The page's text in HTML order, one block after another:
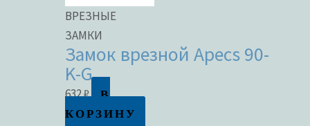
ВРЕЗНЫЕ
ЗАМКИ
Замок врезной Apecs 90-
K-G
632₽
В
КОРЗИНУ